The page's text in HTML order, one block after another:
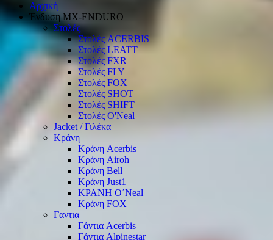
Αρχική
Ένδυση ΜΧ-ΕΝDURO
Στολές
Στολές ACERBIS
Στολές LEATT
Στολές FXR
Στολές FLY
Στολές FOX
Στολές SHOT
Στολές SHIFT
Στολές O'Neal
Jacket / Γιλέκα
Κράνη
Κράνη Acerbis
Κράνη Airoh
Κράνη Bell
Κράνη Just1
ΚΡΑΝΗ O΄Νeal
Κράνη FOX
Γαντια
Γάντια Acerbis
Γάντια Alpinestar